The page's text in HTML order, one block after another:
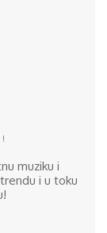
muziku i
i u toku